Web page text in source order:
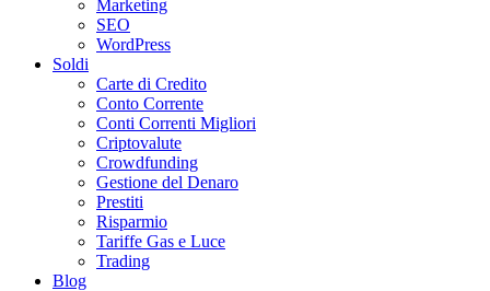
Marketing
SEO
WordPress
Soldi
Carte di Credito
Conto Corrente
Conti Correnti Migliori
Criptovalute
Crowdfunding
Gestione del Denaro
Prestiti
Risparmio
Tariffe Gas e Luce
Trading
Blog